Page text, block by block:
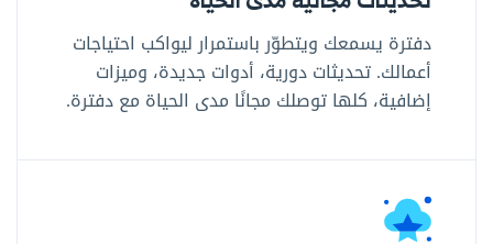
دفترة يسمعك ويتطوّر باستمرار ليواكب احتياجات
أعمالك. تحديثات دورية، أدوات جديدة، وميزات
إضافية، كلها توصلك مجانًا مدى الحياة مع دفترة.